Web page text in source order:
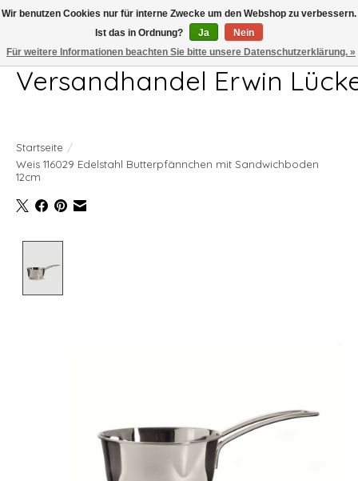
Telefon 04407 715872 MO-DO 7.00-17.00Uhr FR 7.00-13.00Uhr
Versandhandel Erwin
Startseite /
Weis 116029 Edelstahl Butterpfännchen mit Sandwichboden
12cm
Wir benutzen Cookies nur für interne Zwecke um den Webshop zu verbessern.
Ist das in Ordnung?
Ja
Nein
Für weitere Informationen beachten Sie bitte unsere Datenschutzerklärung. »